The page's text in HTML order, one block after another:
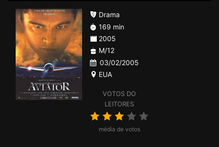
VOTOS DO
LEITORES
média de votos
Drama
169 min
2005
M/12
03/02/2005
EUA